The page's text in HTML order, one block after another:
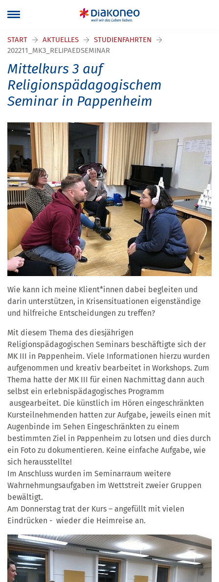
START AKTUELLES
STUDIENFAHRTEN
202211_MK3_RELIPAEDSEMINAR
Mittelkurs 3 auf
Religionspädagogischem
Seminar in Pappenheim
Wie kann ich meine Klient*innen dabei begleiten und
darin unterstützen, in Krisensituationen eigenständige
und hilfreiche Entscheidungen zu treffen?
Mit diesem Thema des diesjährigen
Religionspädagogischen Seminars beschäftigte sich der
MK III in Pappenheim. Viele Informationen hierzu wurden
aufgenommen und kreativ bearbeitet in Workshops. Zum
Thema hatte der MK III für einen Nachmittag dann auch
selbst ein erlebnispädagogisches Programm
ausgearbeitet. Die künstlich im Hören eingeschränkten
Kursteilnehmenden hatten zur Aufgabe, jeweils einen mit
Augenbinde im Sehen Eingeschränkten zu einem
bestimmten Ziel in Pappenheim zu lotsen und dies durch
ein Foto zu dokumentieren. Keine einfache Aufgabe, wie
sich herausstellte!
Im Anschluss wurden im Seminarraum weitere
Wahrnehmungsaufgaben im Wettstreit zweier Gruppen
bewältigt.
Am Donnerstag trat der Kurs – angefüllt mit vielen
Eindrücken - wieder die Heimreise an.